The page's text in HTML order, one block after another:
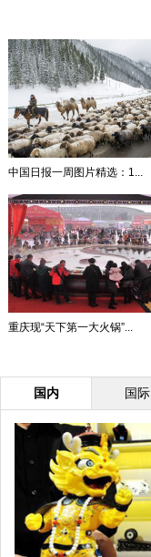
中国日报一周图片精选：1...
重庆现“天下第一大火锅”...
国内 国际